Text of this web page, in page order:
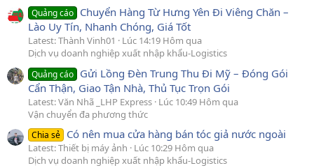
Quảng cáo Chuyển Hàng Từ Hưng Yên Đi Viêng Chăn –
Lào Uy Tín, Nhanh Chóng, Giá Tốt
Latest: Thành Vinh01
Lúc 14:19 Hôm qua
Dịch vụ doanh nghiệp xuất nhập khẩu-Logistics
Quảng cáo Gửi Lồng Đèn Trung Thu Đi Mỹ – Đóng Gói
Cẩn Thận, Giao Tận Nhà, Thủ Tục Trọn Gói
Latest: Văn Nhã _LHP Express Lúc 10:49 Hôm qua
Vận chuyển đa phương thức
Chia sẻ Có nên mua cửa hàng bán tóc giả nước ngoài
Latest: Thiết bị máy ảnh
Lúc 10:29 Hôm qua
Dịch vụ doanh nghiệp xuất nhập khẩu-Logistics